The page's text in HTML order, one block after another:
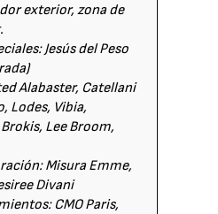
exterior, zona de
Jesús del Peso
Alabaster, Catellani
Lodes, Vibia,
Lee Broom,
Misura Emme,
Divani
CMO Paris,